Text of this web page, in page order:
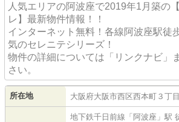
人気エリアの阿波座で2019年1月築の
レ】最新物件情報！！
インターネット無料！各線阿波座駅徒
気のセレニテシリーズ！
物件の詳細については「リンクナビ」
さい。
所在地 大阪府大阪市西区西本町 ３丁目
地下鉄千日前線 「 阿波座 」駅